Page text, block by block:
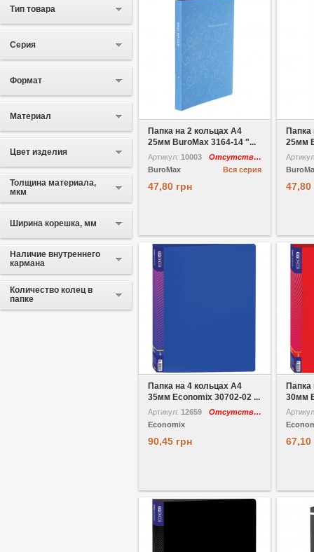
Тип товара
Серия
Формат
Материал
Цвет изделия
Толщина материала,
мкм
Ширина корешка, мм
Наличие внутреннего
кармана
Количество колец в
папке
В избранное
Папка на 2 кольцах A4
25мм BuroMax 3164-14 "...
Артикул: 10003
Отсутствует
Вся серия
BuroMax
47,80 грн
Папка
25мм
47,80
В избранное
Папка на 4 кольцах A4
35мм Economix 30702-02 ...
Артикул: 12659
Отсутствует
Economix
90,45 грн
В
Папка
30мм
67,10